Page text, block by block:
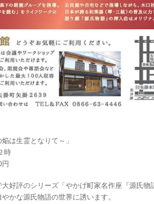
は生霊となりて～」
時
円
好評のシリーズ「やかげ町家名作座『源氏物
かな源氏物語の世界に誘います。